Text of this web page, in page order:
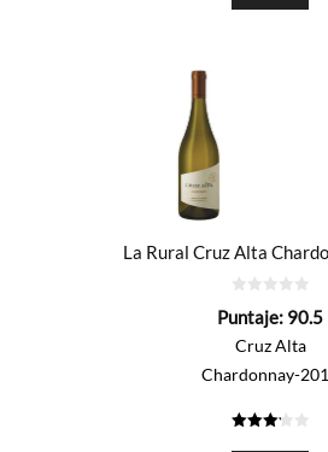
La Rural Cruz Alta
de
Puntaje: 90.5
Cruz Alta
Chardonnay-